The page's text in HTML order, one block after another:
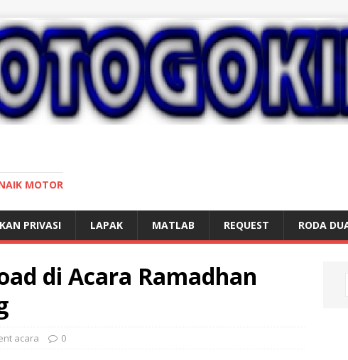
MOTOR
PRIVASI LAPAK MATLAB REQUEST RODA
di Acara Ramadhan
acara 0